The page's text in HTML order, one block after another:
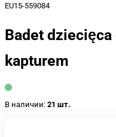
EU15-559084
Badet
kapturem
В наличии: 21 шт.